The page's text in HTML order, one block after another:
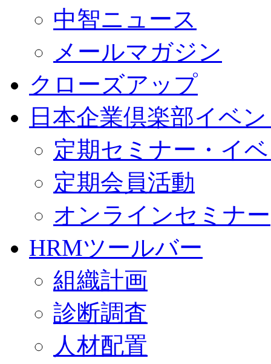
中智ニュース
メールマガジン
クローズアップ
日本企業倶楽部イベ
定期セミナー・イ
定期会員活動
オンラインセミナー
HRMツールバー
組織計画
診断調査
人材配置